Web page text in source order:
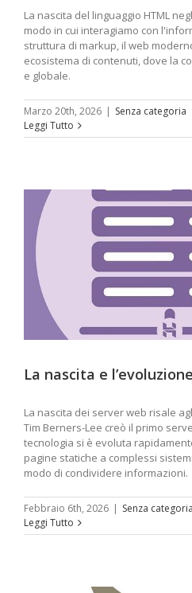
La nascita del linguaggio HTML
modo in cui interagiamo con
struttura di markup, il web
ecosistema di contenuti, dove la
e globale.
Marzo 20th, 2026 | Senza categoria
Leggi Tutto
La nascita e
La nascita dei server web risale
Tim Berners-Lee creò il primo
tecnologia si è evoluta
pagine statiche a complessi
modo di condividere informazioni.
Febbraio 6th, 2026 | Senza categoria
Leggi Tutto